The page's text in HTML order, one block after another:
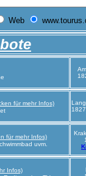
für mehr Infos)
für mehr Infos)
uvm.
Infos)